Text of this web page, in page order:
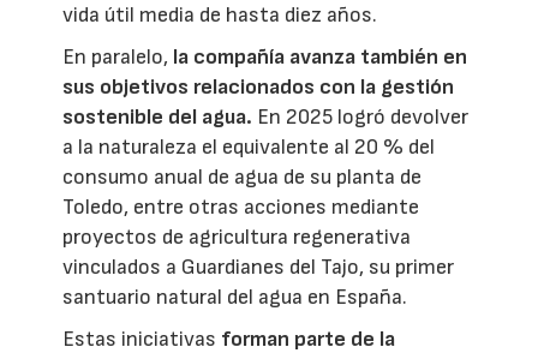
vida útil media de hasta diez años.
En paralelo, la compañía avanza también en
sus objetivos relacionados con la gestión
sostenible del agua. En 2025 logró devolver
a la naturaleza el equivalente al 20 % del
consumo anual de agua de su planta de
Toledo, entre otras acciones mediante
proyectos de agricultura regenerativa
vinculados a Guardianes del Tajo, su primer
santuario natural del agua en España.
Estas iniciativas forman parte de la